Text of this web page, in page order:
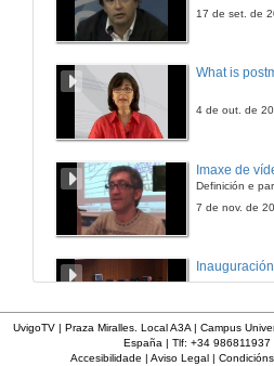
17 de set. de
What is
4 de out. de
Imaxe de
7 de nov. de
Inauguración
UvigoTV | Praza Miralles. Local A3A | Campus
España | Tlf: +34 986811937
Accesibilidade | Aviso Legal|